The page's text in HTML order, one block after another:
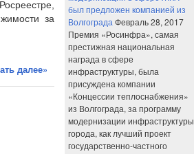
за
далее»
был предложен компанией из
Волгограда Февраль 28, 2017
Премия «Росинфра», самая
престижная национальная
награда в сфере
инфраструктуры, была
присуждена компании
«Концессии теплоснабжения»
из Волгограда, за программу
модернизации инфраструктуры
города, как лучший проект
государственно-частного